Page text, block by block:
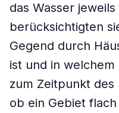
das Wasser
berücksichtigten
Gegend durch
ist und in
zum Zeitpunkt des
ob ein Gebiet